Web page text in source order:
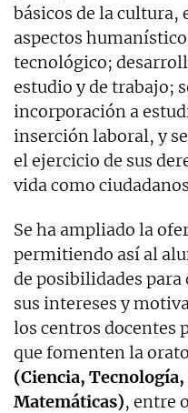
básicos de la cultura,
aspectos
tecnológico;
estudio y de trabajo;
incorporación a
inserción laboral, y
el ejercicio de sus
vida como
Se ha ampliado la
permitiendo así al
de posibilidades para
sus intereses y
los centros docentes
que fomenten la
(Ciencia,
Matemáticas), entre